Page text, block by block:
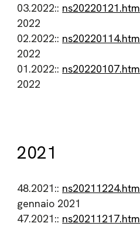
03.2022:: ns20220121.htm
2022
02.2022:: ns20220114.htm
2022
01.2022:: ns20220107.htm
2022
2021
48.2021:: ns20211224.htm
gennaio 2021
47.2021:: ns20211217.htm